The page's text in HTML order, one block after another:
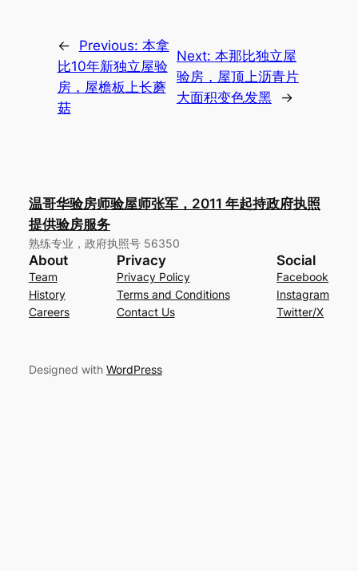
← Previous: 本拿
比10年新独立屋验
房，屋檐板上长蘑
菇
Next: 本那比独立屋
验房，屋顶上沥青片
大面积变色发黑
→
温哥华验房师验屋师张军，2011 年起持政府执照
提供验房服务
熟练专业，政府执照号 56350
About
Team
History
Careers
Privacy
Privacy Policy
Terms and Conditions
Contact Us
Social
Facebook
Instagram
Twitter/X
Designed with WordPress